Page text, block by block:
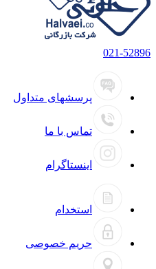
021-52896
پرسشهای متداول
تماس با ما
اینستاگرام
استخدام
حریم خصوصی